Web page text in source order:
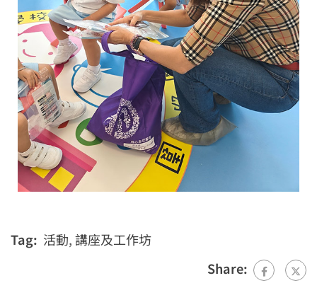
Tag: 活動,講座及工作坊
Share: